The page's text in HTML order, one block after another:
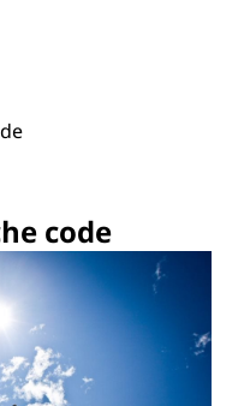
code